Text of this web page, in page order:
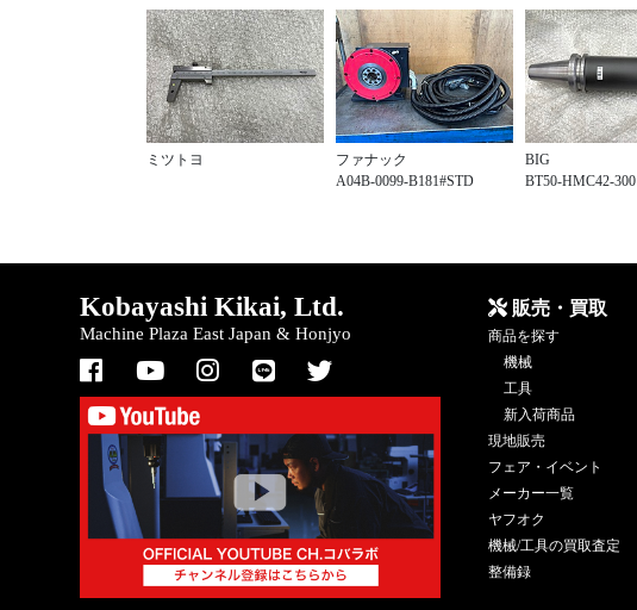
ミツトヨ
ファナック
A04B-0099-B181#STD
BIG
BT50-HMC42-300
Kobayashi Kikai, Ltd.
Machine Plaza East Japan & Honjyo
販売・買取
商品を探す
機械
工具
新入荷商品
現地販売
フェア・イベント
メーカー一覧
ヤフオク
機械/工具の買取査定
整備録